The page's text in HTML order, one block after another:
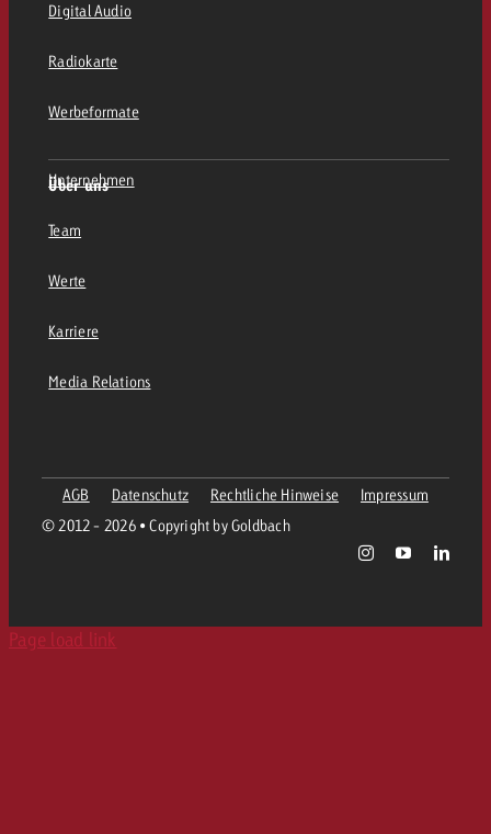
Digital Audio
Radiokarte
Werbeformate
Über uns
Unternehmen
Team
Werte
Karriere
Media Relations
© 2012 - 2026 • Copyright by Goldbach
AGB Datenschutz Rechtliche Hinweise Impressum
Page load link